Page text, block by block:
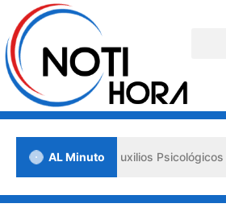
AL Minuto
«Primeros Auxilios Psicológicos y